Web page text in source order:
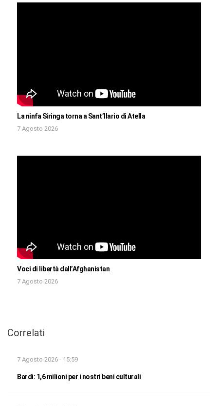
La ninfa Siringa torna a Sant’Ilario di Atella
7 Agosto 2026
Voci di libertà dall’Afghanistan
7 Agosto 2026
Correlati
7 Agosto 2026 - 15:59
Bardi: 1,6 milioni per i nostri beni culturali